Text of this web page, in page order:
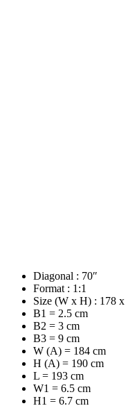
Diagonal : 70″
Format : 1:1
Size (W x H) : 178 x
B1 = 2.5 cm
B2 = 3 cm
B3 = 9 cm
W (A) = 184 cm
H (A) = 190 cm
L = 193 cm
W1 = 6.5 cm
H1 = 6.7 cm